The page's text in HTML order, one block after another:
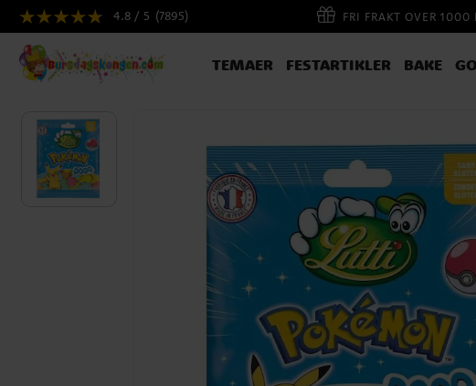
4.8 / 5 (7895) FRI FRAKT OVER 1000
TEMAER FESTARTIKLER BAKE